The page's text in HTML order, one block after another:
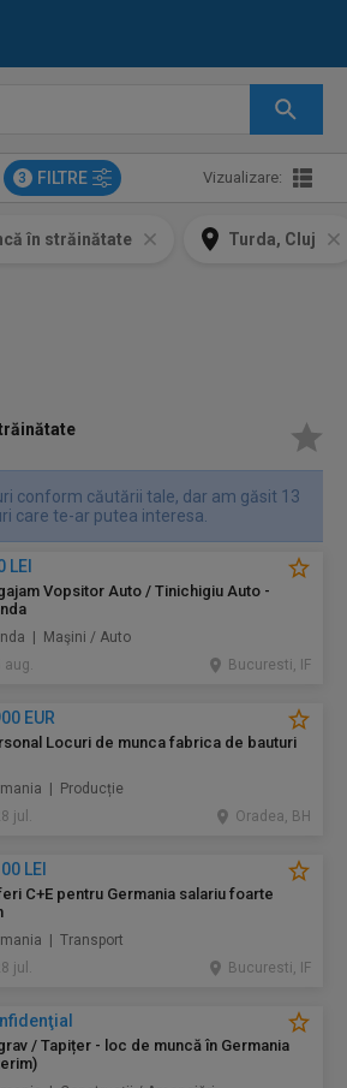
3 FILTRE Vizualizare:
în străinătate Turda, Cluj
conform căutării tale, dar am găsit 13
care te-ar putea interesa.
LEI
Vopsitor Auto / Tinichigiu Auto -
| Maşini / Auto
aug.
Bucuresti, IF
EUR
Locuri de munca fabrica de bauturi
| Producție
jul.
Oradea, BH
LEI
C+E pentru Germania salariu foarte
| Transport
jul.
Bucuresti, IF
/ Tapițer - loc de muncă în Germania